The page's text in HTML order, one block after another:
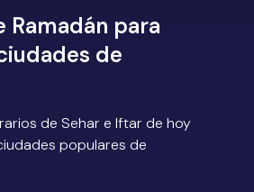
Ramadán para
de
de Sehar e Iftar de hoy
populares de